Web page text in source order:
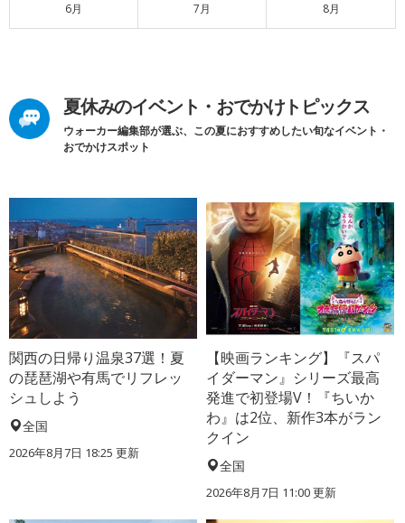
6月 7月 8月
夏休みのイベント・おでかけトピックス
ウォーカー編集部が選ぶ、この夏におすすめしたい旬なイベント・
おでかけスポット
関西の日帰り温泉37選！夏
の琵琶湖や有馬でリフレッ
シュしよう
全国
2026年8月7日 18:25 更新
【映画ランキング】『スパ
イダーマン』シリーズ最高
発進で初登場V！『ちいか
わ』は2位、新作3本がラン
クイン
全国
2026年8月7日 11:00更新